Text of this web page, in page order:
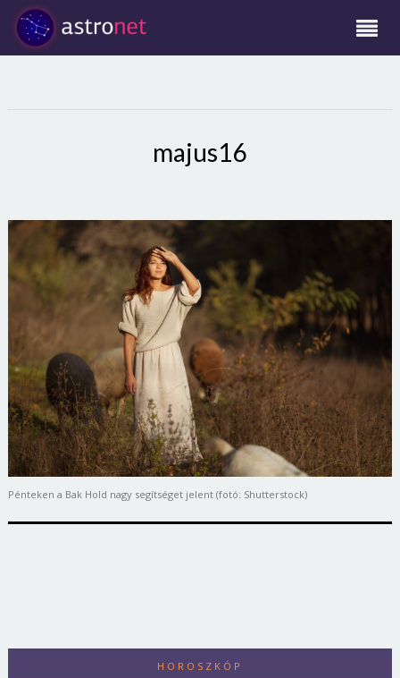
majus16
Pénteken a Bak Hold nagy segítséget jelent (fotó: Shutterstock)
HOROSZKÓP